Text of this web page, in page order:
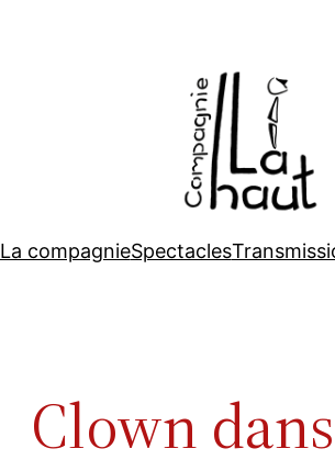
La compagnieSpectacles
Clown